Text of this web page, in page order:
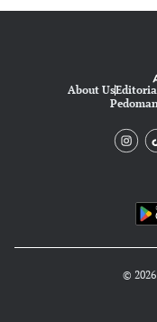
About Us
©